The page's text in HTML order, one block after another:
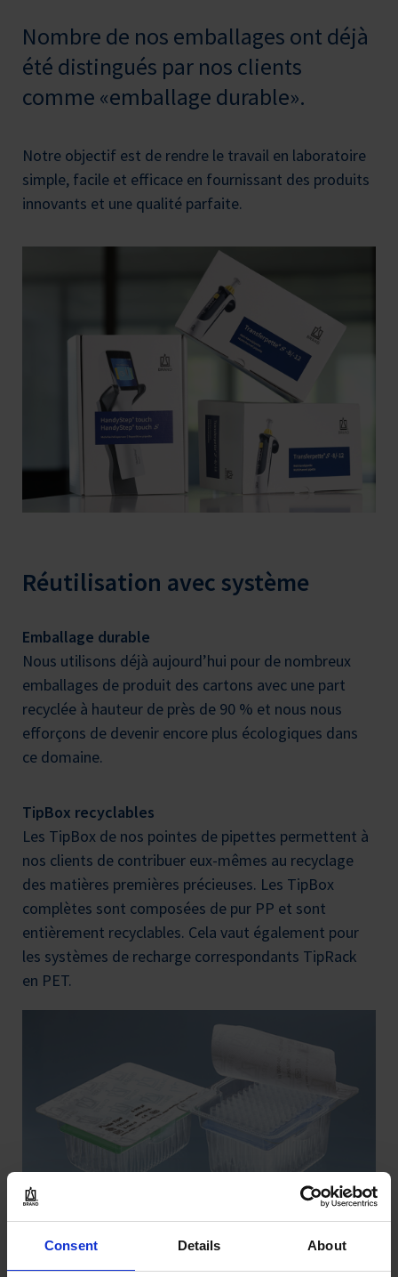
Consent Details About
Nombre de nos emballages ont déjà
été distingués par nos clients
comme «emballage durable».
Notre objectif est de rendre le travail en laboratoire
simple, facile et efficace en fournissant des produits
innovants et une qualité parfaite.
Réutilisation avec système
Emballage durable
Nous utilisons déjà aujourd’hui pour de nombreux
emballages de produit des cartons avec une part
recyclée à hauteur de près de 90 % et nous nous
efforçons de devenir encore plus écologiques dans
ce domaine.
TipBox recyclables
Les TipBox de nos pointes de pipettes permettent à
nos clients de contribuer eux-mêmes au recyclage
des matières premières précieuses. Les TipBox
complètes sont composées de pur PP et sont
entièrement recyclables. Cela vaut également pour
les systèmes de recharge correspondants TipRack
en PET.